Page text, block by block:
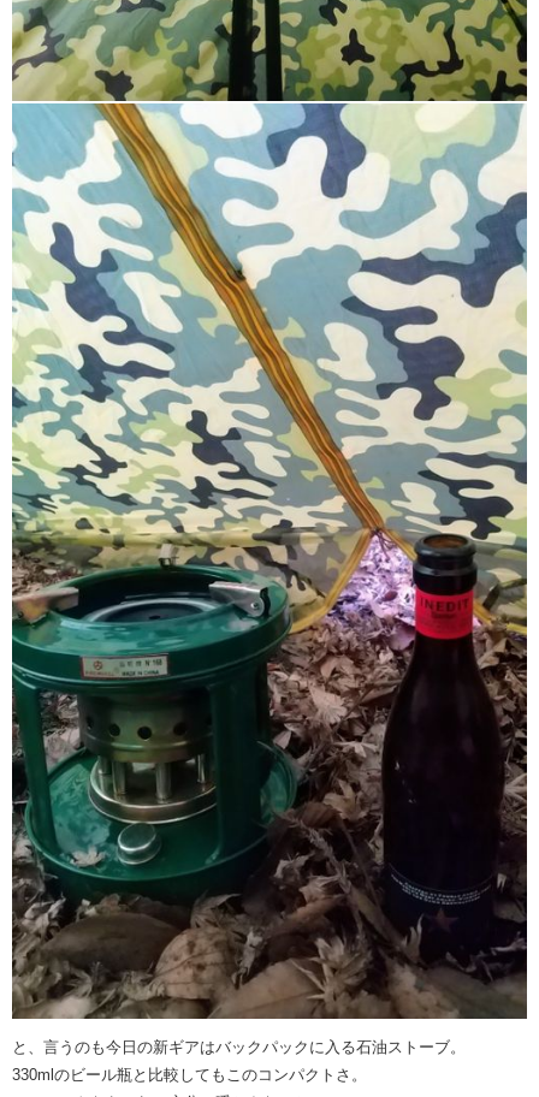
と、言うのも今日の新ギアはバックパックに入る石油ストーブ。
330mlのビール瓶と比較してもこのコンパクトさ。